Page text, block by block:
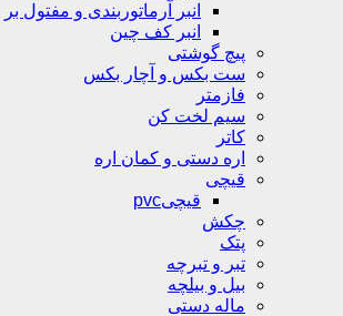
انبر آرماتوربندی و مفتول بر
انبر کف چین
پیچ گوشتی
ست بکس و آچار بکس
فازمتر
سیم لخت کن
کاتر
اره دستی و کمان اره
قیچی
قیچیpvc
چکش
پتک
تبر و تبرچه
بیل و بیلچه
ماله دستی